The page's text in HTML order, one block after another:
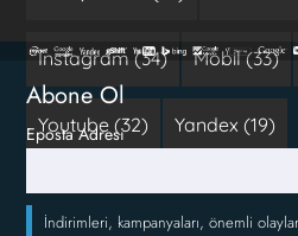
Instagram (34) Mobil (33)
Youtube (32) Yandex (19)
Abone Ol
Eposta Adresi
İndirimleri, kampanyaları, önemli